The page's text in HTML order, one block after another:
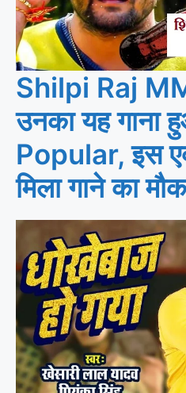
Shilpi Raj
उनका यह
Popular, इस
मिला गाने का